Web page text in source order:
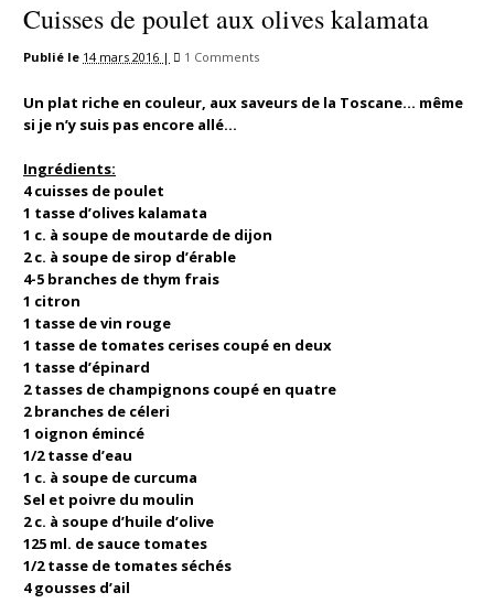
Cuisses de poulet aux olives kalamata
Publié le 14 mars 2016 | 1 Comments
Un plat riche en couleur, aux saveurs de la Toscane… même
si je n’y suis pas encore allé…
Ingrédients:
4 cuisses de poulet
1 tasse d’olives kalamata
1 c. à soupe de moutarde de dijon
2 c. à soupe de sirop d’érable
4-5 branches de thym frais
1 citron
1 tasse de vin rouge
1 tasse de tomates cerises coupé en deux
1 tasse d’épinard
2 tasses de champignons coupé en quatre
2 branches de céleri
1 oignon émincé
1/2 tasse d’eau
1 c. à soupe de curcuma
Sel et poivre du moulin
2 c. à soupe d’huile d’olive
125 ml. de sauce tomates
1/2 tasse de tomates séchés
4 gousses d’ail